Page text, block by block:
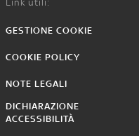
Link utili:
GESTIONE COOKIE
COOKIE POLICY
NOTE LEGALI
DICHIARAZIONE
ACCESSIBILITÀ